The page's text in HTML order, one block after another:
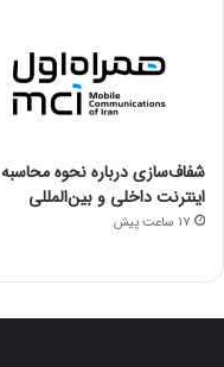
شفاف‌سازی درباره نحوه محاسبه
اینترنت داخلی و بین‌المللی
17 ساعت پیش